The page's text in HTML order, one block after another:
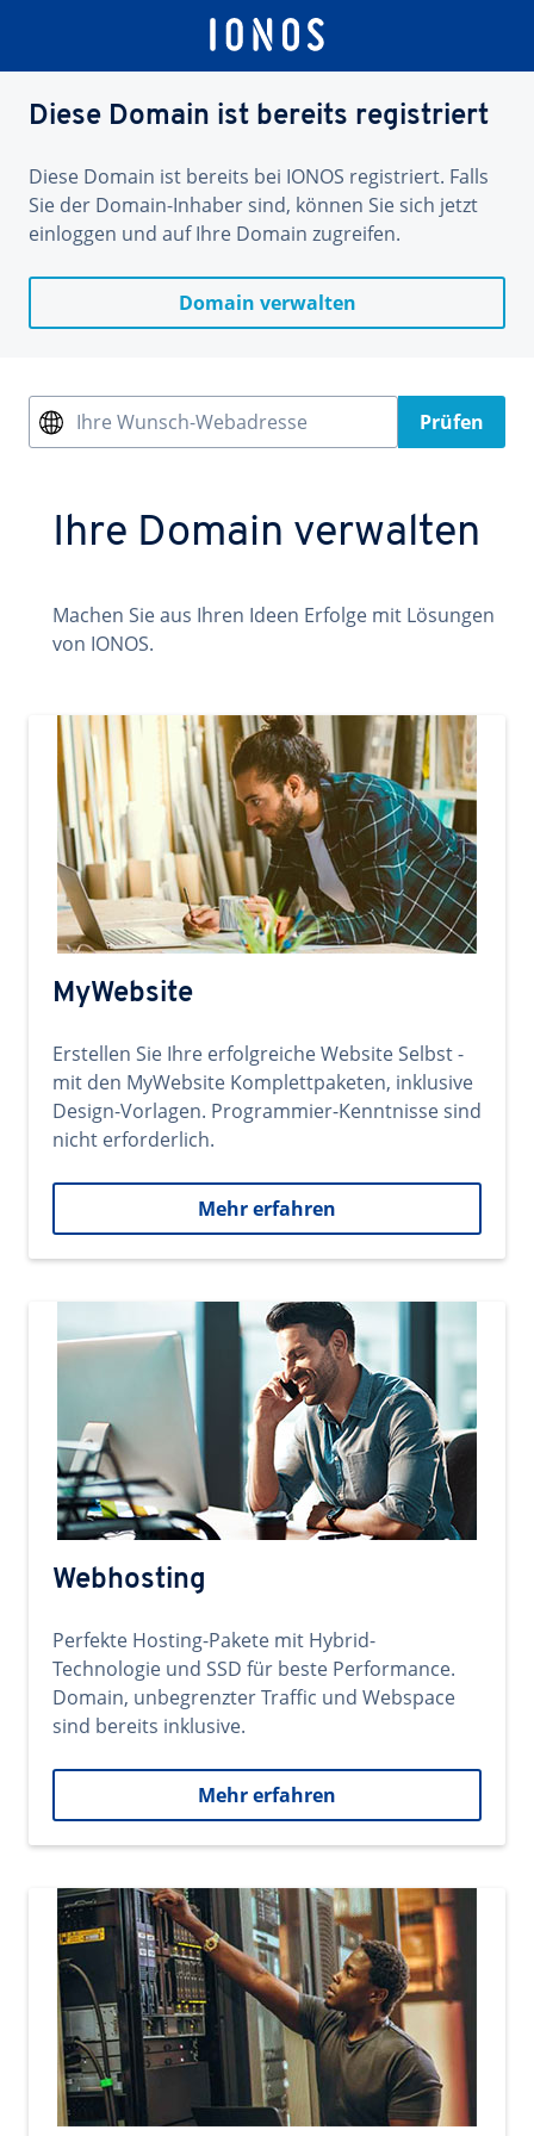
Diese Domain ist bereits registriert
Diese Domain ist bereits bei IONOS registriert. Falls
Sie der Domain-Inhaber sind, können Sie sich jetzt
einloggen und auf Ihre Domain zugreifen.
Domain verwalten
Ihre Wunsch-Webadresse Prüfen
Ihre Domain verwalten
Machen Sie aus Ihren Ideen Erfolge mit Lösungen
von IONOS.
MyWebsite
Erstellen Sie Ihre erfolgreiche Website Selbst -
mit den MyWebsite Komplettpaketen, inklusive
Design-Vorlagen. Programmier-Kenntnisse sind
nicht erforderlich.
Mehr erfahren
Webhosting
Perfekte Hosting-Pakete mit Hybrid-
Technologie und SSD für beste Performance.
Domain, unbegrenzter Traffic und Webspace
sind bereits inklusive.
Mehr erfahren